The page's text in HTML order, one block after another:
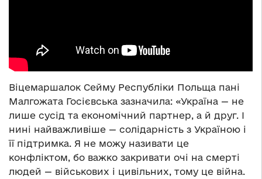
Віцемаршалок Сейму Республіки Польща пані
Малгожата Госієвська зазначила: «Україна — не
лише сусід та економічний партнер, а й друг. І
нині найважливіше — солідарність з Україною і
її підтримка. Я не можу називати це
конфліктом, бо важко закривати очі на смерті
людей — військових і цивільних, тому це війна.